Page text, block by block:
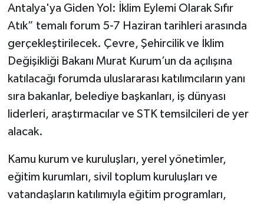
Antalya'ya Giden Yol: İklim Eylemi Olarak Sıfır
Atık” temalı forum 5-7 Haziran tarihleri arasında
gerçekleştirilecek. Çevre, Şehircilik ve İklim
Değişikliği Bakanı Murat Kurum’un da açılışına
katılacağı forumda uluslararası katılımcıların yanı
sıra bakanlar, belediye başkanları, iş dünyası
liderleri, araştırmacılar ve STK temsilcileri de yer
alacak.
Kamu kurum ve kuruluşları, yerel yönetimler,
eğitim kurumları, sivil toplum kuruluşları ve
vatandaşların katılımıyla eğitim programları,